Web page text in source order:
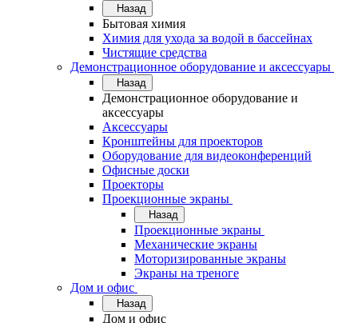
Назад
Бытовая химия
Химия для ухода за водой в бассейнах
Чистящие средства
Демонстрационное оборудование и аксессуары
Назад
Демонстрационное оборудование и
аксессуары
Аксессуары
Кронштейны для проекторов
Оборудование для видеоконференций
Офисные доски
Проекторы
Проекционные экраны
Назад
Проекционные экраны
Механические экраны
Моторизированные экраны
Экраны на треноге
Дом и офис
Назад
Дом и офис